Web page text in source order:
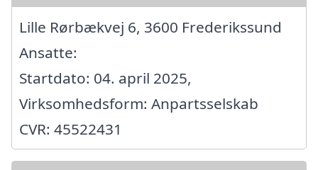
Lille Rørbækvej 6, 3600 Frederikssund
Ansatte:
Startdato: 04. april 2025,
Virksomhedsform: Anpartsselskab
CVR: 45522431